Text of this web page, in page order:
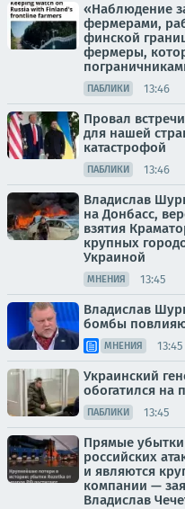
«Наблюдение
фермерами,
финской
фермеры,
ПАБЛИКИ 13:46
Провал
для нашей
катастрофой
ПАБЛИКИ 13:46
Владислав
на Донбасс,
взятия
крупных
Украиной
МНЕНИЯ 13:45
Владислав
бомбы
МНЕНИЯ 13:45
Украинский
обогатился на
ПАБЛИКИ 13:45
Прямые убытки
российских
и являются
компании —
Владислав